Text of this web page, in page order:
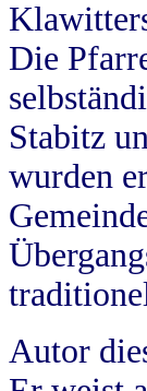
Die
Stabitz
wurden
Autor